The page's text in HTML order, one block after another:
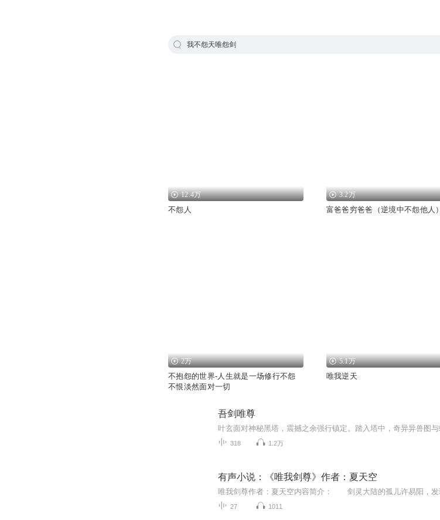
我不怨天唯怨剑
12.4万
不怨人
3.2万
富爸爸穷爸爸（逆境中不怨他人）
2万
不抱怨的世界-人生就是一场修行不怨
不恨淡然面对一切
5.1万
唯我逆天
吾剑唯尊
318 1.2万
有声小说：《唯我剑尊》作者：夏天空
27 1011